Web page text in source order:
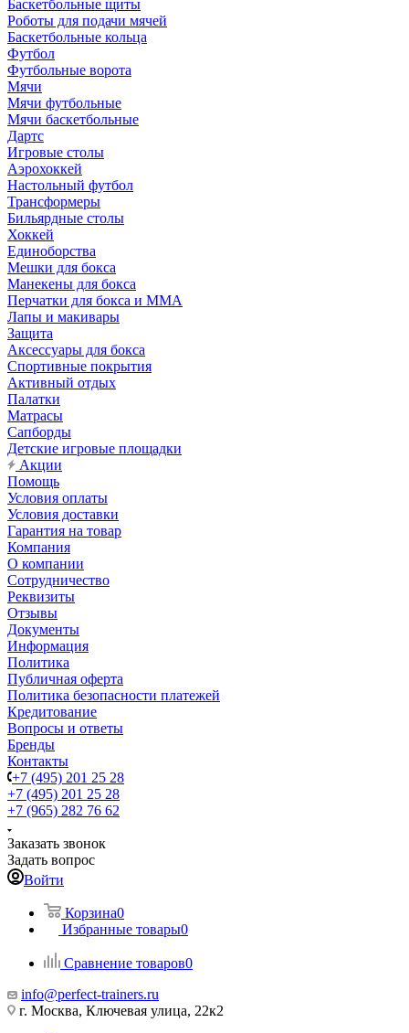
Баскетбольные щиты
Роботы для подачи мячей
Баскетбольные кольца
Футбол
Футбольные ворота
Мячи
Мячи футбольные
Мячи баскетбольные
Дартс
Игровые столы
Аэрохоккей
Настольный футбол
Трансформеры
Бильярдные столы
Хоккей
Единоборства
Мешки для бокса
Манекены для бокса
Перчатки для бокса и MMA
Лапы и макивары
Защита
Аксессуары для бокса
Спортивные покрытия
Активный отдых
Палатки
Матрасы
Сапборды
Детские игровые площадки
Акции
Помощь
Условия оплаты
Условия доставки
Гарантия на товар
Компания
О компании
Сотрудничество
Реквизиты
Отзывы
Документы
Информация
Политика
Публичная оферта
Политика безопасности платежей
Кредитование
Вопросы и ответы
Бренды
Контакты
+7 (495) 201 25 28
+7 (495) 201 25 28
+7 (965) 282 76 62
Заказать звонок
Задать вопрос
Войти
Корзина0
Избранные товары0
Сравнение товаров0
info@perfect-trainers.ru
г. Москва, Ключевая улица, 22к2